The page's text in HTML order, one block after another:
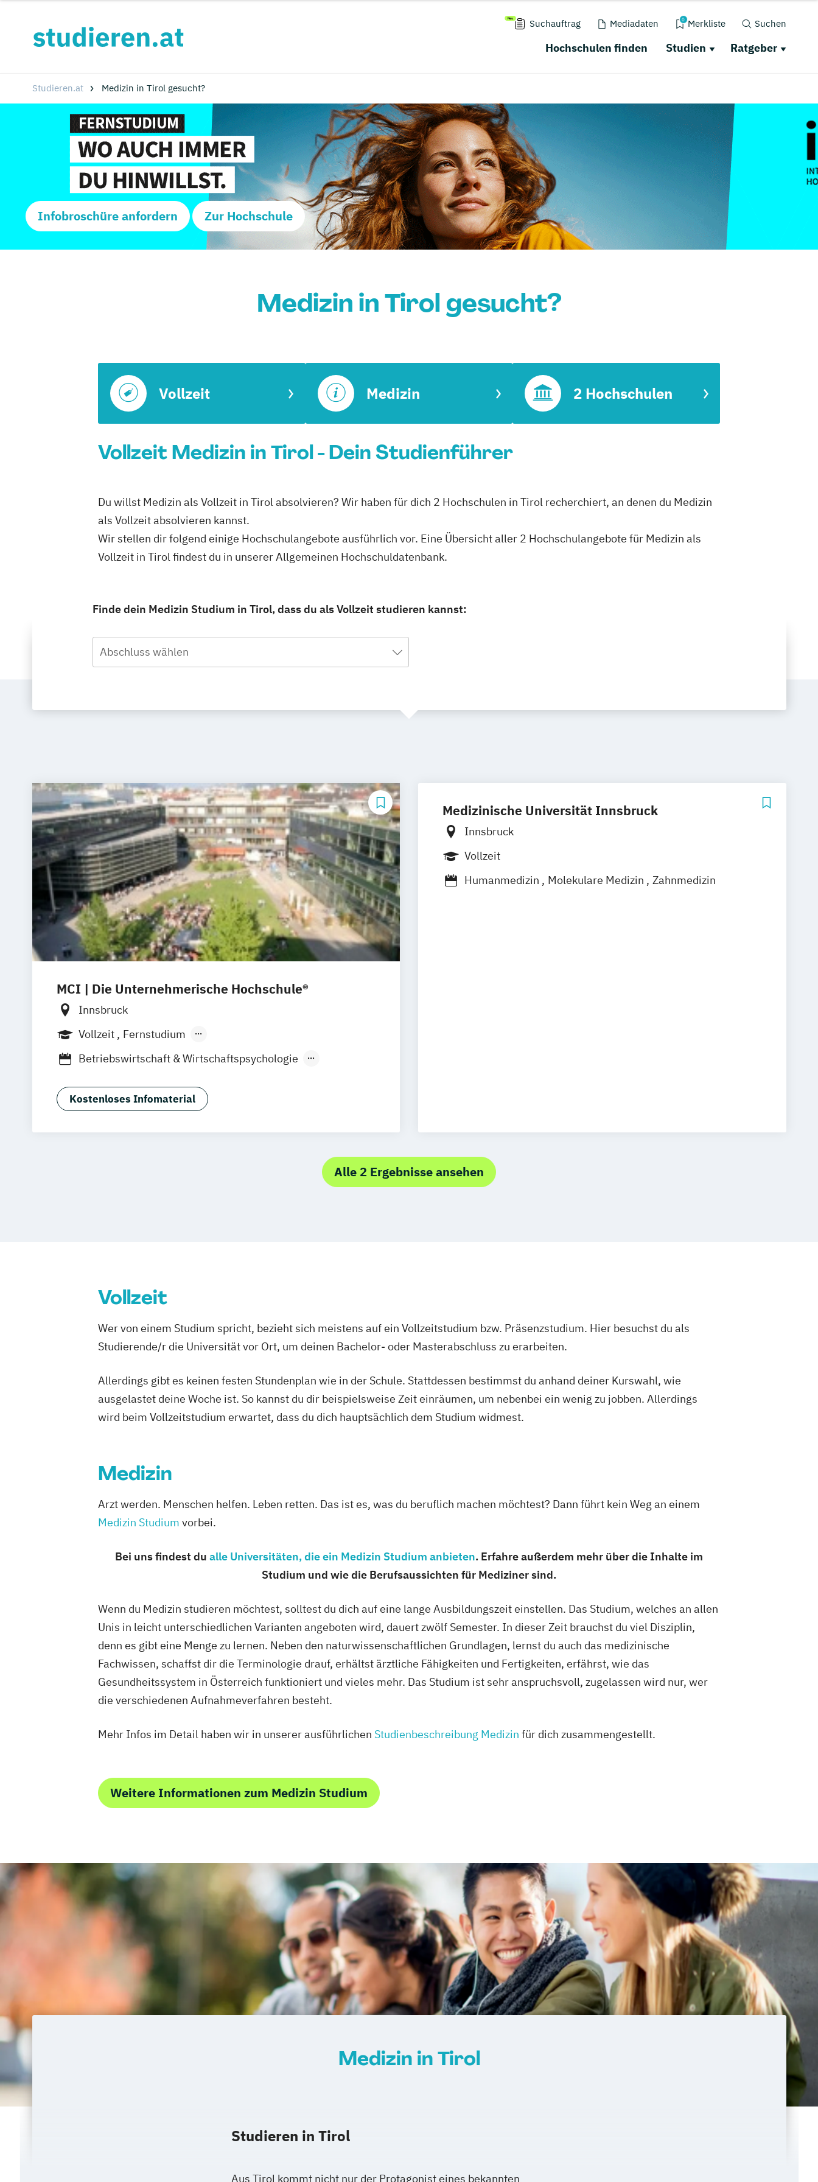
Suchauftrag Mediadaten 0 Merkliste Suchen
Hochschulen finden Studien Ratgeber
Studieren.at Medizin in Tirol gesucht?
Infobroschüre anfordern Zur Hochschule
Medizin in Tirol gesucht?
Vollzeit Medizin 2 Hochschulen
Vollzeit Medizin in Tirol - Dein Studienführer
Du willst Medizin als Vollzeit in Tirol absolvieren? Wir haben für dich 2 Hochschulen in Tirol recherchiert, an denen du Medizin
als Vollzeit absolvieren kannst.
Wir stellen dir folgend einige Hochschulangebote ausführlich vor. Eine Übersicht aller 2 Hochschulangebote für Medizin als
Vollzeit in Tirol findest du in unserer Allgemeinen Hochschuldatenbank.
Finde dein Medizin Studium in Tirol, dass du als Vollzeit studieren kannst:
Abschluss wählen
MCI | Die Unternehmerische Hochschule®
Innsbruck
Vollzeit
Fernstudium
Berufsbegleitendes Präsenzstudium
Duales Studium
Betriebswirtschaft & Wirtschaftspsychologie
Bio- & Lebensmitteltechnologie
Business & Management (EN)
International Business & Management (EN)
Lebensmitteltechnologie & Ernährung
MBA General Management
Management & Leadership
Management & Recht
Management Communication & IT Management
Communication & IT (EN) Mechatronik
Medical & Sports Technologies* (EN)
Gesundheits- und Sporttechnologie
Smart Building Technologies Sozial-
Gesundheits- & Public Management
Verfahrens- & Energietechnik Unternehmensführung
Wirtschaftsingenieurwesen
Kostenloses Infomaterial
Medizinische Universität Innsbruck
Innsbruck
Vollzeit
Humanmedizin
Molekulare Medizin Zahnmedizin
Alle 2 Ergebnisse ansehen
Vollzeit
Wer von einem Studium spricht, bezieht sich meistens auf ein Vollzeitstudium bzw. Präsenzstudium. Hier besuchst du als
Studierende/r die Universität vor Ort, um deinen Bachelor- oder Masterabschluss zu erarbeiten.
Allerdings gibt es keinen festen Stundenplan wie in der Schule. Stattdessen bestimmst du anhand deiner Kurswahl, wie
ausgelastet deine Woche ist. So kannst du dir beispielsweise Zeit einräumen, um nebenbei ein wenig zu jobben. Allerdings
wird beim Vollzeitstudium erwartet, dass du dich hauptsächlich dem Studium widmest.
Medizin
Arzt werden. Menschen helfen. Leben retten. Das ist es, was du beruflich machen möchtest? Dann führt kein Weg an einem
Medizin Studium vorbei.
Bei uns findest du alle Universitäten, die ein Medizin Studium anbieten. Erfahre außerdem mehr über die Inhalte im
Studium und wie die Berufsaussichten für Mediziner sind.
Wenn du Medizin studieren möchtest, solltest du dich auf eine lange Ausbildungszeit einstellen. Das Studium, welches an allen
Unis in leicht unterschiedlichen Varianten angeboten wird, dauert zwölf Semester. In dieser Zeit brauchst du viel Disziplin,
denn es gibt eine Menge zu lernen. Neben den naturwissenschaftlichen Grundlagen, lernst du auch das medizinische
Fachwissen, schaffst dir die Terminologie drauf, erhältst ärztliche Fähigkeiten und Fertigkeiten, erfährst, wie das
Gesundheitssystem in Österreich funktioniert und vieles mehr. Das Studium ist sehr anspruchsvoll, zugelassen wird nur, wer
die verschiedenen Aufnahmeverfahren besteht.
Mehr Infos im Detail haben wir in unserer ausführlichen Studienbeschreibung Medizin für dich zusammengestellt.
Weitere Informationen zum Medizin Studium
Medizin in Tirol
Studieren in Tirol
Aus Tirol kommt nicht nur der Protagonist eines bekannten